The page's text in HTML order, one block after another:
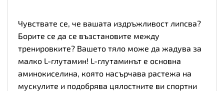
Чувствате се, че вашата издръжливост липсва?
Борите се да се възстановите между
тренировките? Вашето тяло може да жадува за
малко L-глутамин! L-глутаминът е основна
аминокиселина, която насърчава растежа на
мускулите и подобрява цялостните ви спортни